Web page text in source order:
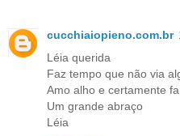
cucchiaiopieno.com.br
Léia querida
Faz tempo que não via
Amo alho e certamente
Um grande abraço
Léia